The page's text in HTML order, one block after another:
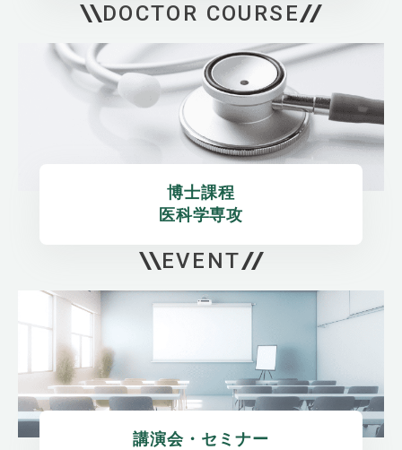
DOCTOR COURSE
博士課程
医科学専攻
EVENT
講演会・セミナー